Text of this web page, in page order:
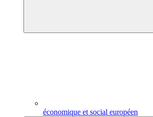
économique et social européen